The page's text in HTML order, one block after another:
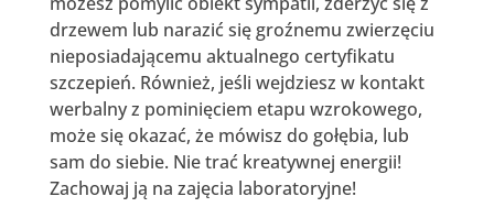
drzewem lub narazić się groźnemu zwierzęciu
nieposiadającemu aktualnego certyfikatu
szczepień. Również, jeśli wejdziesz w kontakt
werbalny z pominięciem etapu wzrokowego,
może się okazać, że mówisz do gołębia, lub
sam do siebie. Nie trać kreatywnej energii!
Zachowaj ją na zajęcia laboratoryjne!